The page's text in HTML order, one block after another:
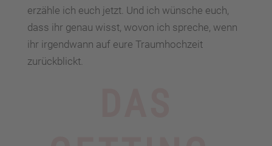
erzähle ich euch jetzt. Und ich wünsche euch,
dass ihr genau wisst, wovon ich spreche, wenn
ihr irgendwann auf eure Traumhochzeit
zurückblickt.